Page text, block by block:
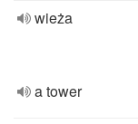
wieża
a tower